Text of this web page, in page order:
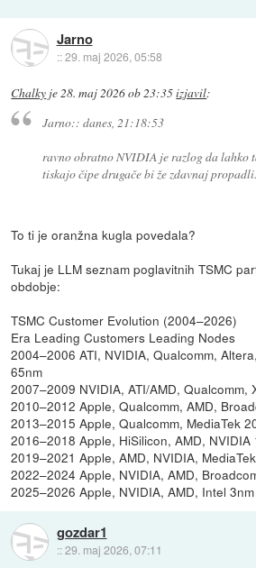
Jarno
::29. maj 2026, 05:58
Chalky je 28. maj 2026 ob 23:35izjavil:
Jarno:: danes, 21:18:53
ravno obratno NVIDIA je razlog da lahko
tiskajo čipe drugače bi že zdavnaj propadli.
To ti je oranžna kugla povedala?
Tukaj je LLM seznam poglavitnih TSMC
obdobje:
TSMC Customer Evolution (2004–2026)
Era Leading Customers Leading Nodes
2004–2006 ATI, NVIDIA, Qualcomm,
65nm
2007–2009 NVIDIA, ATI/AMD,
2010–2012 Apple, Qualcomm, AMD,
2013–2015 Apple, Qualcomm, MediaTek
2016–2018 Apple, HiSilicon, AMD,
2019–2021 Apple, AMD, NVIDIA,
2022–2024 Apple, NVIDIA, AMD,
2025–2026 Apple, NVIDIA, AMD, Intel
gozdar1
::29. maj 2026, 07:11